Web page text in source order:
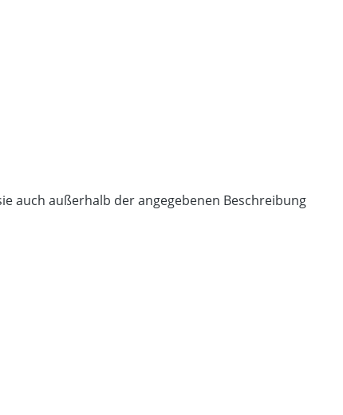
auch außerhalb der angegebenen Beschreibung